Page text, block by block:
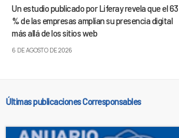
Un estudio publicado por Liferay revela que el 63
% de las empresas amplían su presencia digital
más allá de los sitios web
6 DE AGOSTO DE 2026
Últimas publicaciones Corresponsables